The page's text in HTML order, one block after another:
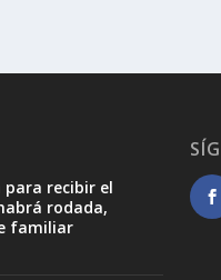
para recibir el
rodada,
familiar